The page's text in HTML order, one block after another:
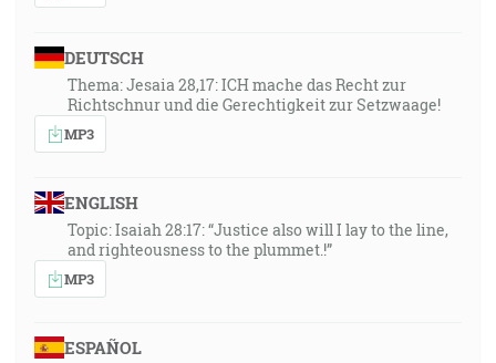
DEUTSCH
Thema: Jesaia 28,17: ICH mache das Recht zur
Richtschnur und die Gerechtigkeit zur Setzwaage!
MP3
ENGLISH
Topic: Isaiah 28:17: “Justice also will I lay to the line,
and righteousness to the plummet.!”
MP3
ESPAÑOL